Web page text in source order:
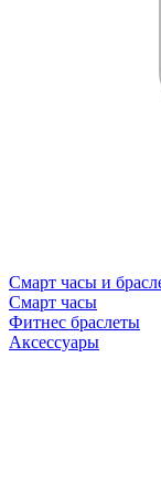
Смарт часы и
Смарт часы
Фитнес браслеты
Аксессуары